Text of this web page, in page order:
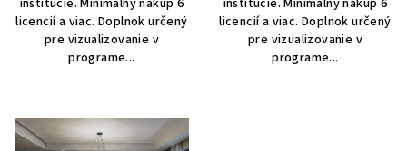
inštitúcie. Minimálny nákup 6
licencií a viac. Doplnok určený
pre vizualizovanie v
programe...
inštitúcie. Minimálny nákup 6
licencií a viac. Doplnok určený
pre vizualizovanie v
programe...